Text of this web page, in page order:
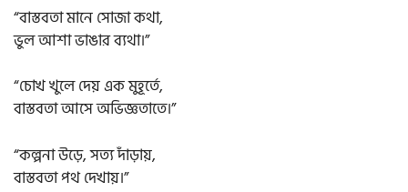
“বাস্তবতা মানে সোজা কথা,
ভুল আশা ভাঙার ব্যথা।”
“চোখ খুলে দেয় এক মুহূর্তে,
বাস্তবতা আসে অভিজ্ঞতাতে।”
“কল্পনা উড়ে, সত্য দাঁড়ায়,
বাস্তবতা পথ দেখায়।”